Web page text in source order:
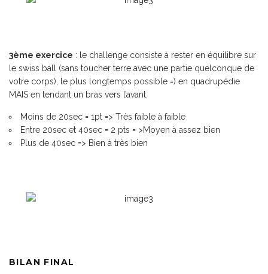
3ème exercice : le challenge consiste à rester en équilibre sur
le swiss ball (sans toucher terre avec une partie quelconque de
votre corps), le plus longtemps possible =) en quadrupédie
MAIS en tendant un bras vers l’avant
Moins de 20sec = 1pt => Très faible à faible
Entre 20sec et 40sec = 2 pts = >Moyen à assez bien
Plus de 40sec => Bien à très bien
BILAN FINAL